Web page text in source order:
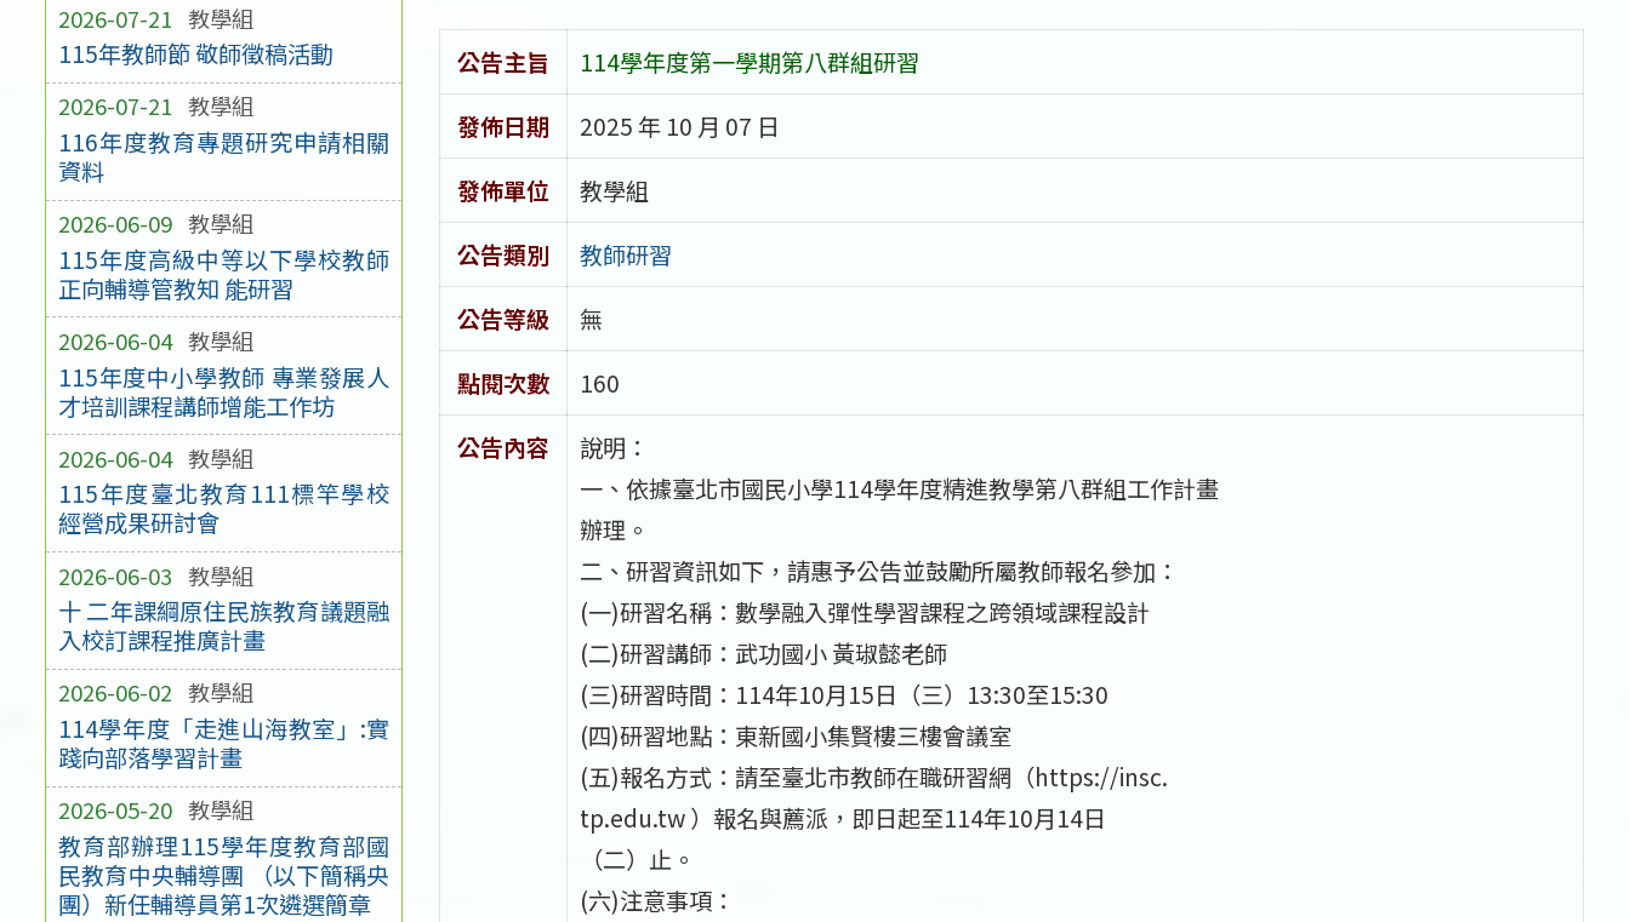
2026-07-21 教學組
115年教師節 敬師徵稿活動
2026-07-21 教學組
116年度教育專題研究申請相關
資料
2026-06-09 教學組
115年度高級中等以下學校教師
正向輔導管教知 能研習
2026-06-04 教學組
115年度中小學教師 專業發展人
才培訓課程講師增能工作坊
2026-06-04 教學組
115年度臺北教育111標竿學校
經營成果研討會
2026-06-03 教學組
十 二年課綱原住民族教育議題融
入校訂課程推廣計畫
2026-06-02 教學組
114學年度「走進山海教室」:實
踐向部落學習計畫
2026-05-20 教學組
教育部辦理115學年度教育部國
民教育中央輔導團 （以下簡稱央
團）新任輔導員第1次遴選簡章
公告主旨
114學年度第一學期第八群組研習
發佈日期
2025 年 10 月 07 日
發佈單位
教學組
公告類別
教師研習
公告等級
無
點閱次數
160
公告內容
說明：
一、依據臺北市國民小學114學年度精進教學第八群組工作計畫
辦理。
二、研習資訊如下，請惠予公告並鼓勵所屬教師報名參加：
(一)研習名稱：數學融入彈性學習課程之跨領域課程設計
(二)研習講師：武功國小 黃琡懿老師
(三)研習時間：114年10月15日（三）13:30至15:30
(四)研習地點：東新國小集賢樓三樓會議室
(五)報名方式：請至臺北市教師在職研習網（https://insc.
tp.edu.tw ）報名與薦派，即日起至114年10月14日
（二）止。
(六)注意事項：